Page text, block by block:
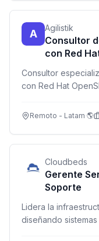
A Agilistik
Consultor
con Red
Consultor
con Red Hat
septiembre 2026.
Remoto - Latam 🌎
Cloudbeds
Gerente
Soporte
Lidera la
diseñando